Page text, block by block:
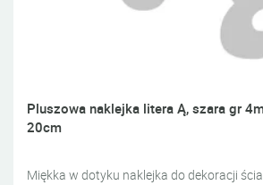
Pluszowa naklejka litera Ą, szara gr
20cm
Miękka w dotyku naklejka do dekoracji